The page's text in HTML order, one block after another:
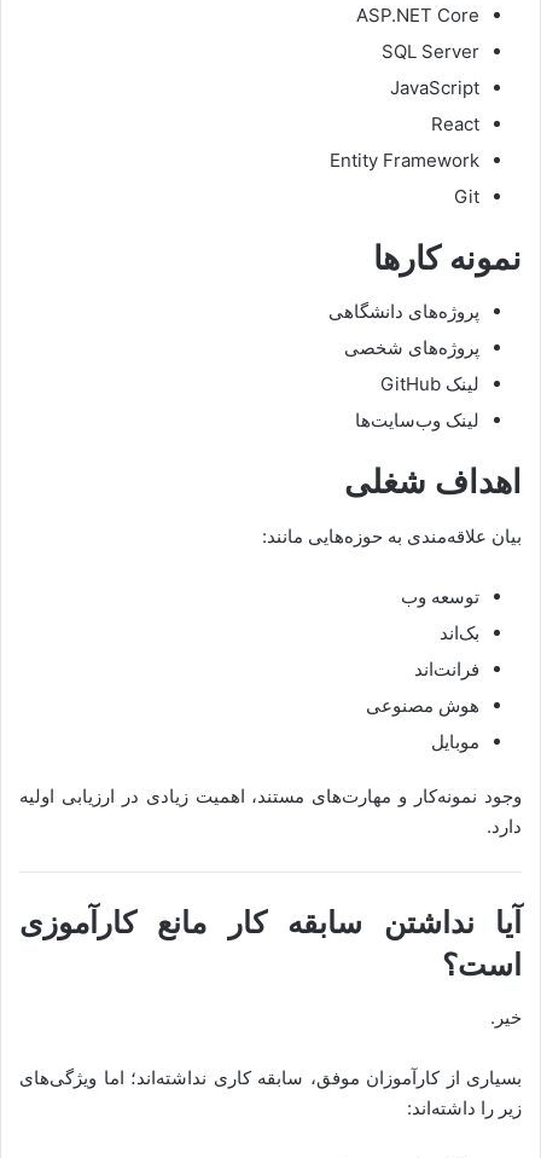
ASP.NET Core
SQL Server
JavaScript
React
Entity Framework
Git
نمونه کارها
پروژه‌های دانشگاهی
پروژه‌های شخصی
لینک GitHub
لینک وب‌سایت‌ها
اهداف شغلی
بیان علاقه‌مندی به حوزه‌هایی مانند:
توسعه وب
بک‌اند
فرانت‌اند
هوش مصنوعی
موبایل
وجود نمونه‌کار و مهارت‌های مستند، اهمیت زیادی در ارزیابی اولیه
دارد.
آیا نداشتن سابقه کار مانع کارآموزی
است؟
خیر.
بسیاری از کارآموزان موفق، سابقه کاری نداشته‌اند؛ اما ویژگی‌های
زیر را داشته‌اند: